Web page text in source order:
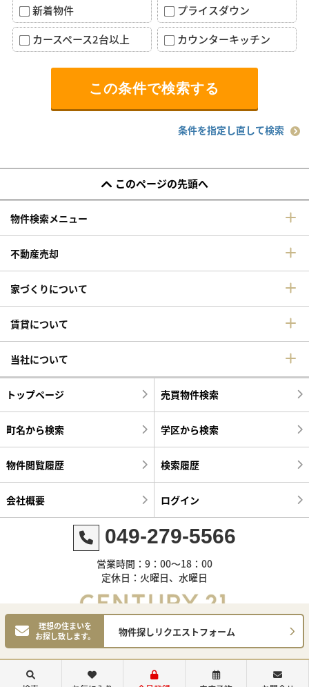
理想の住まいを
お探し致します。
物件探しリクエストフォーム
新着物件
プライスダウン
カースペース2台以上
カウンターキッチン
条件を指定し直して検索
このページの先頭へ
物件検索メニュー
不動産売却
家づくりについて
賃貸について
当社について
トップページ 売買物件検索
町名から検索 学区から検索
物件閲覧履歴 検索履歴
会社概要 ログイン
049-279-5566
営業時間：9：00～18：00
定休日：火曜日、水曜日
©センチュリー21明和ハウス